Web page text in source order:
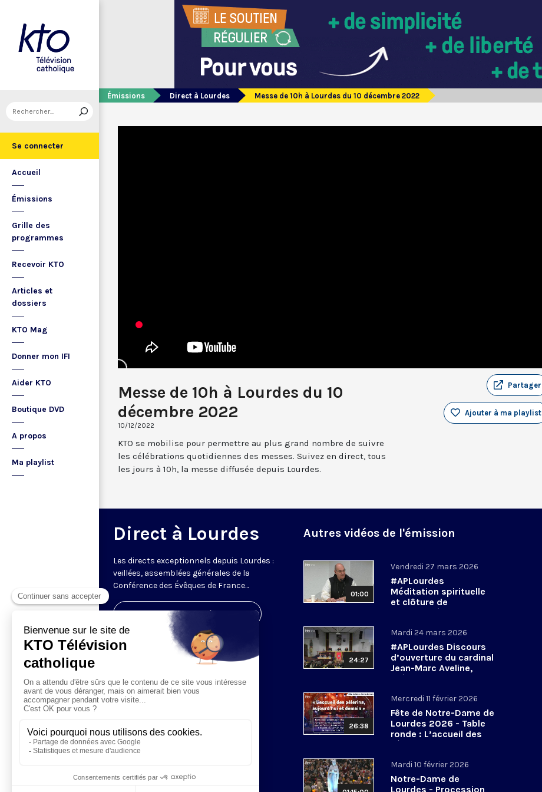
Se connecter
Accueil
Émissions
Grille des
programmes
Recevoir KTO
Articles et
dossiers
KTO Mag
Donner mon IFI
Aider KTO
Boutique DVD
A propos
Ma playlist
Émissions Direct à Lourdes Messe de 10h à Lourdes du 10 décembre 2022
Messe de 10h à Lourdes du 10
décembre 2022
10/12/2022
Partager
Ajouter à ma playlist
KTO se mobilise pour permettre au plus grand nombre de suivre
les célébrations quotidiennes des messes. Suivez en direct, tous
les jours à 10h, la messe diffusée depuis Lourdes.
Direct à Lourdes
Les directs exceptionnels depuis Lourdes :
veillées, assemblées générales de la
Conférence des Évêques de France...
Visiter la page de l'émission
Autres vidéos de l'émission
01:00
Vendredi 27 mars 2026
#APLourdes
Méditation spirituelle
et clôture de
l’Assemblée des
mars 2026
24:27
Mardi 24 mars 2026
#APLourdes Discours
d’ouverture du cardinal
Jean-Marc Aveline,
président de la CEF -
26:38
Mercredi 11 février 2026
Fête de Notre-Dame de
Lourdes 2026 - Table
ronde : L’accueil des
pèlerins, aujourd’hui et
Mardi 10 février 2026
Notre-Dame de
Lourdes - Procession